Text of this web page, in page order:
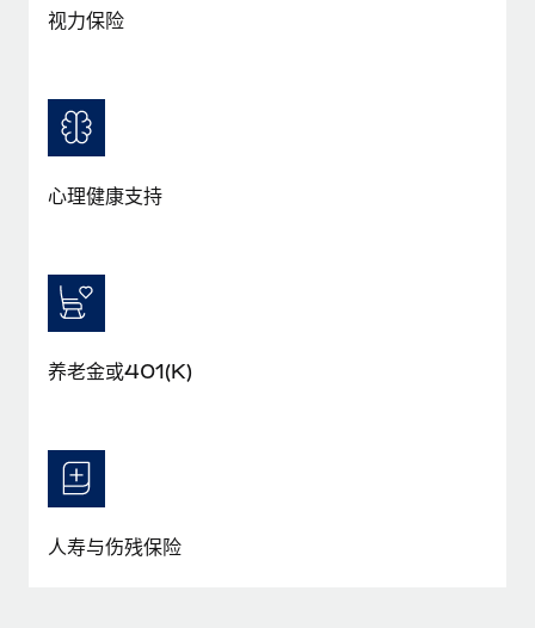
轻松管理员工福利
了解更多
Most teams hear "payroll implementation" and picture a
了解更多
视力保险
心理健康支持
养老金或401(K)
人寿与伤残保险